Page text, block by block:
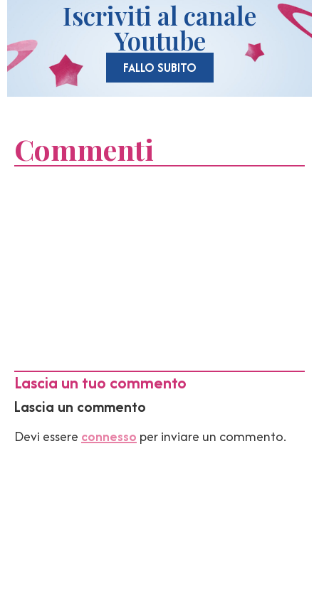
Iscriviti al canale
Youtube
FALLO SUBITO
Commenti
Lascia un tuo commento
Lascia un commento
Devi essere connesso per inviare un commento.